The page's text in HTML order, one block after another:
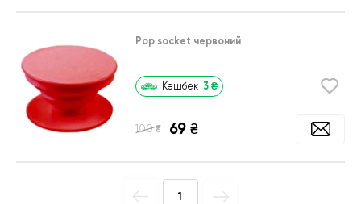
Pop socket червоний
Кешбек 3 ₴
100 ₴ 69 ₴
1